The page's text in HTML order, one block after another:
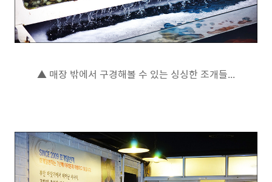
▲ 매장 밖에서 구경해볼 수 있는 싱싱한 조개들...